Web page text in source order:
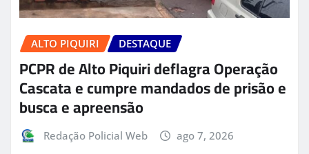
ALTO PIQUIRI DESTAQUE
PCPR de Alto Piquiri deflagra Operação
Cascata e cumpre mandados de prisão e
busca e apreensão
Redação Policial Web ago 7, 2026